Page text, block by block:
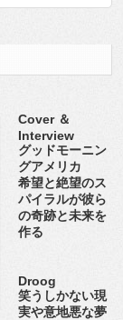
Cover ＆
Interview
グッドモーニン
グアメリカ
希望と絶望のス
パイラルが彼ら
の奇跡と未来を
作る
Droog
笑うしかない現
実や意地悪な夢